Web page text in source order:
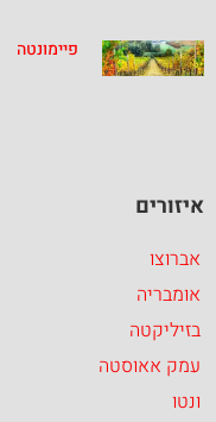
פיימונטה
איזורים
אברוצו
אומבריה
בזיליקטה
עמק אאוסטה
ונטו